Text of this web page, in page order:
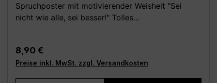
Spruchposter mit motivierender Weisheit "Sei
nicht wie alle, sei besser!" Tolles
hochwertiges 250 g Papier (matt). Poster ohne
Rahmen und Deko. Wähle aus den folgenden
verschiedenen Größen (B x H): - 14,8 x 21 cm (DIN
Regulärer Preis:
8,90 €
Preise inkl. MwSt. zzgl. Versandkosten